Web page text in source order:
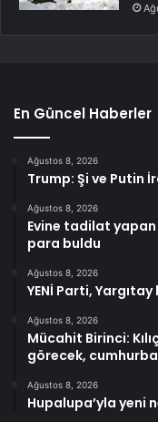
En Güncel Haberler
Ağustos 8, 2026
Trump: Şi ve Putin
Ağustos 8, 2026
Evine tadilat
para buldu
Ağustos 8, 2026
YENİ Parti,
Ağustos 8, 2026
Mücahit Birinci:
görecek,
Ağustos 8, 2026
Hupalupa’yla yeni